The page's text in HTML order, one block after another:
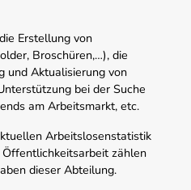
Erstellung von
Broschüren,…), die
und Aktualisierung von
bei der Suche
am Arbeitsmarkt, etc.
Arbeitslosenstatistik
zählen
dieser Abteilung.